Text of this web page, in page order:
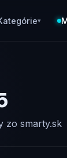
▾
zo smarty.sk